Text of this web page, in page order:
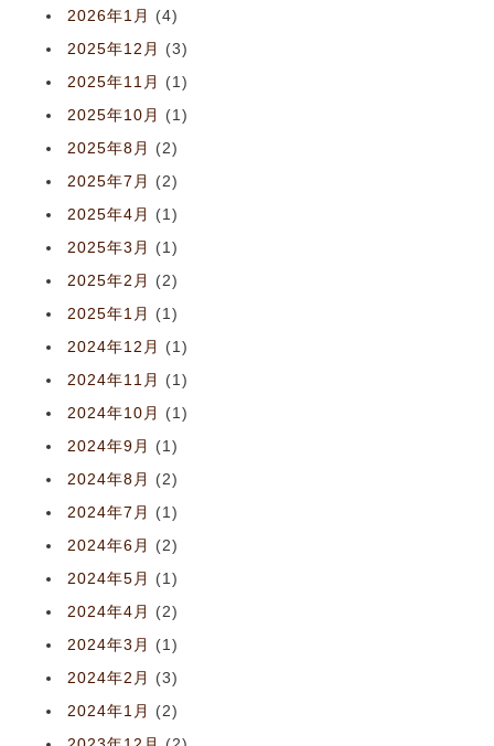
2026年1月
(4)
2025年12月
(3)
2025年11月
(1)
2025年10月
(1)
2025年8月
(2)
2025年7月
(2)
2025年4月
(1)
2025年3月
(1)
2025年2月
(2)
2025年1月
(1)
2024年12月
(1)
2024年11月
(1)
2024年10月
(1)
2024年9月
(1)
2024年8月
(2)
2024年7月
(1)
2024年6月
(2)
2024年5月
(1)
2024年4月
(2)
2024年3月
(1)
2024年2月
(3)
2024年1月
(2)